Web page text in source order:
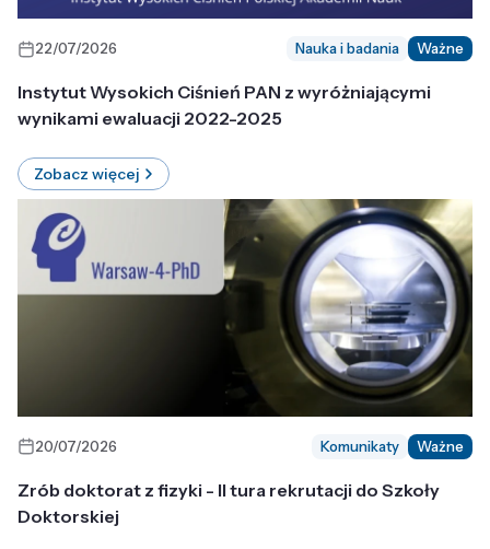
22/07/2026 Nauka i badania Ważne
Instytut Wysokich Ciśnień PAN z wyróżniającymi
wynikami ewaluacji 2022-2025
Zobacz więcej
20/07/2026 Komunikaty Ważne
Zrób doktorat z fizyki - II tura rekrutacji do Szkoły
Doktorskiej